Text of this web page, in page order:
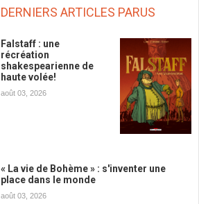
DERNIERS ARTICLES PARUS
Falstaff : une
récréation
shakespearienne de
haute volée!
août 03, 2026
« La vie de Bohème » : s'inventer une
place dans le monde
août 03, 2026